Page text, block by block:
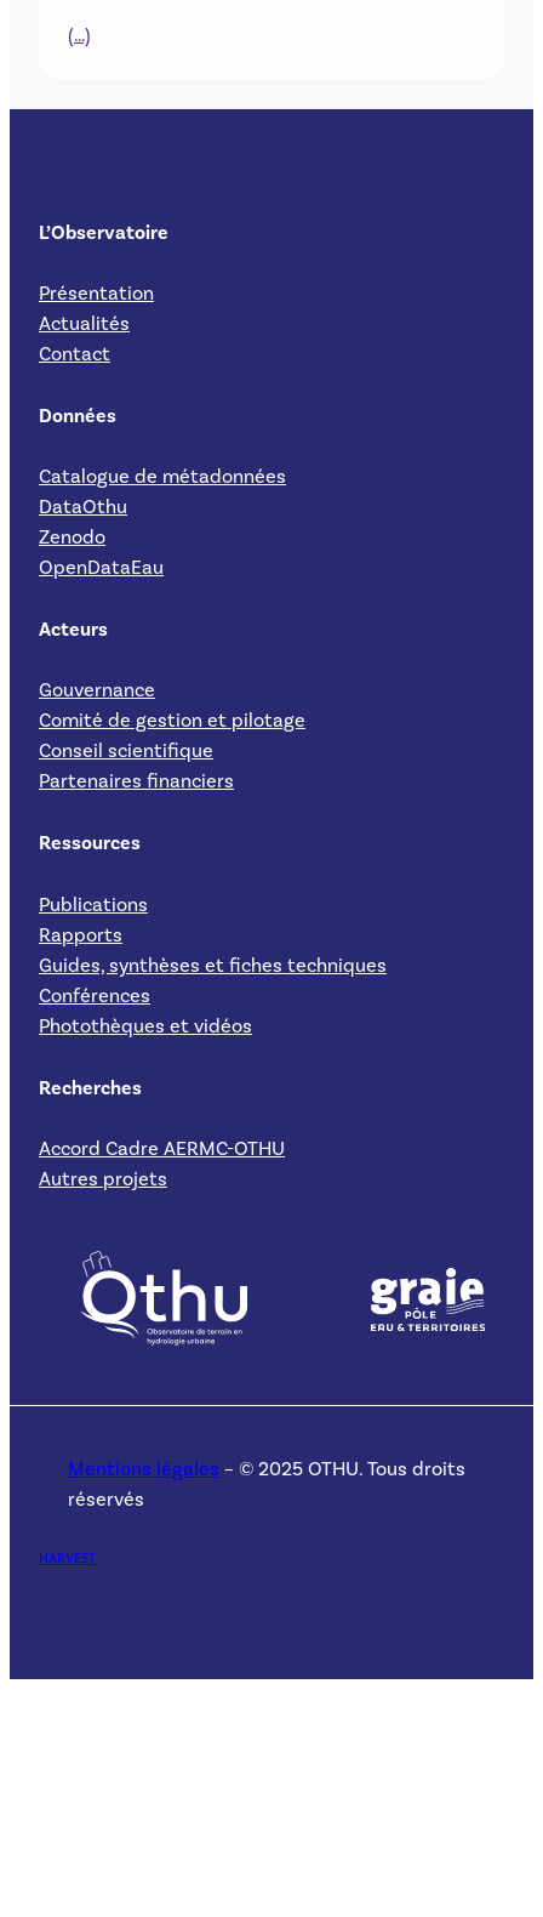
(…)
L’Observatoire
Présentation
Actualités
Contact
Données
Catalogue de métadonnées
DataOthu
Zenodo
OpenDataEau
Acteurs
Gouvernance
Comité de gestion et pilotage
Conseil scientifique
Partenaires financiers
Ressources
Publications
Rapports
Guides, synthèses et fiches techniques
Conférences
Photothèques et vidéos
Recherches
Accord Cadre AERMC-OTHU
Autres projets
Mentions légales – © 2025 OTHU. Tous droits
réservés
HARVEST